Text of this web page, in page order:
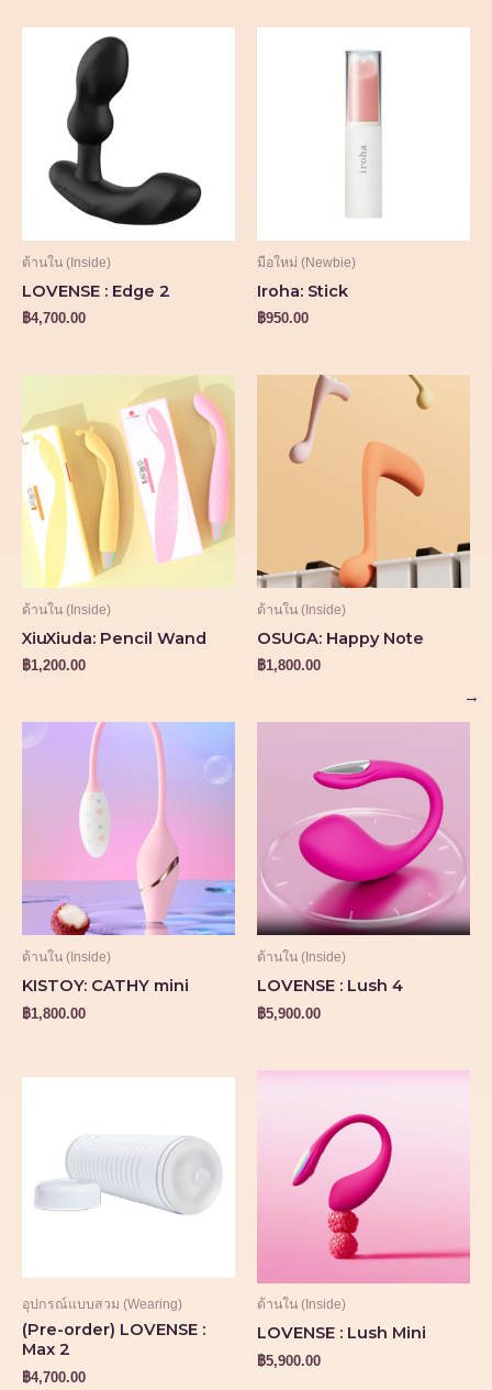
ด้านใน (Inside)
LOVENSE : Edge 2
฿4,700.00
มือใหม่ (Newbie)
Iroha: Stick
฿950.00
ด้านใน (Inside)
XiuXiuda: Pencil Wand
฿1,200.00
ด้านใน (Inside)
OSUGA: Happy Note
฿1,800.00
ด้านใน (Inside)
KISTOY: CATHY mini
฿1,800.00
ด้านใน (Inside)
LOVENSE : Lush 4
฿5,900.00
อุปกรณ์แบบสวม (Wearing)
(Pre-order) LOVENSE :
Max 2
฿4,700.00
ด้านใน (Inside)
LOVENSE : Lush Mini
฿5,900.00
→